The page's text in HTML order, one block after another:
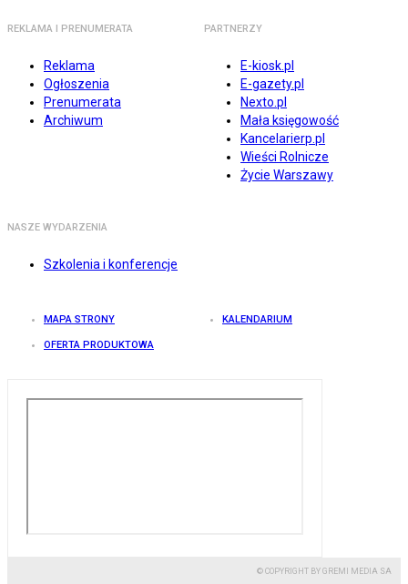
REKLAMA I PRENUMERATA
Reklama
Ogłoszenia
Prenumerata
Archiwum
PARTNERZY
E-kiosk.pl
E-gazety.pl
Nexto.pl
Mała księgowość
Kancelarierp.pl
Wieści Rolnicze
Życie Warszawy
NASZE WYDARZENIA
Szkolenia i konferencje
MAPA STRONY KALENDARIUM
OFERTA PRODUKTOWA
© COPYRIGHT BY GREMI MEDIA SA